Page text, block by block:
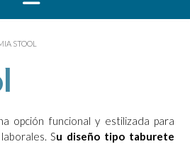
STOOL
opción funcional y estilizada para
Su diseño tipo taburete